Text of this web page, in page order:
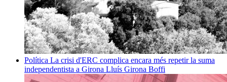
Política La crisi d'ERC complica encara més repetir la suma
independentista a Girona Lluís Girona Boffi